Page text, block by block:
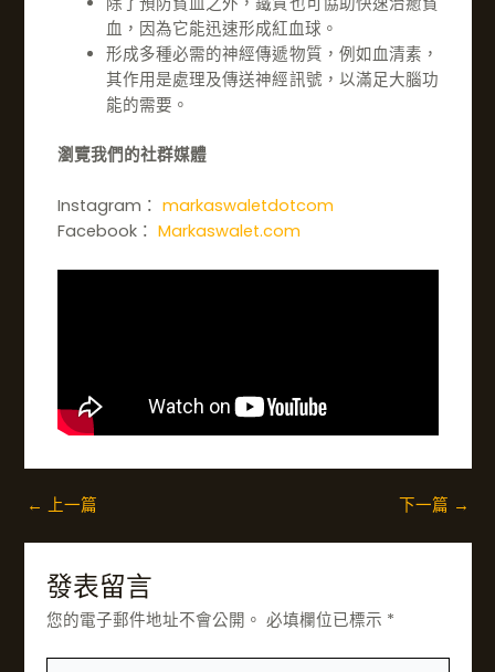
血，因為它能迅速形成紅血球。
形成多種必需的神經傳遞物質，例如血清素，
其作用是處理及傳送神經訊號，以滿足大腦功
能的需要。
瀏覽我們的社群媒體
Instagram： markaswaletdotcom
Facebook： Markaswalet.com
← 上一篇 下一篇 →
發表留言
您的電子郵件地址不會公開。 必填欄位已標示 *